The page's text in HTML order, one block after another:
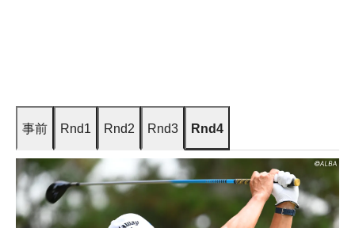
事前 Rnd1 Rnd2 Rnd3 Rnd4